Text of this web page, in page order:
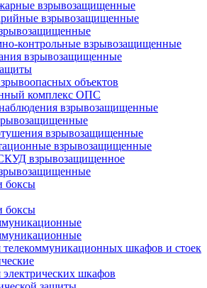
взрывозащищенные
взрывозащищенные
контрольные взрывозащищенные
взрывозащищенные
объектов
комплекс ОПС
взрывозащищенные
взрывозащищенные
взрывозащищенные
взрывозащищенное
телекоммуникационных шкафов и стоек
электрических шкафов